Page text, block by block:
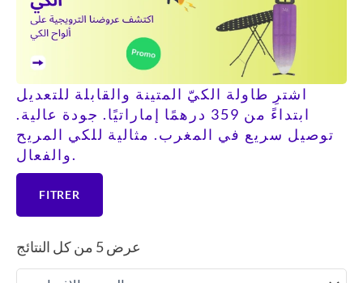
عرض ⁦5⁩ من كل النتائج
اشترِ طاولة الكيّ المتينة والقابلة للتعديل
ابتداءً من 359 درهمًا إماراتيًا. جودة عالية.
توصيل سريع في المغرب. مثالية للكي المريح
والفعال.
FITRER